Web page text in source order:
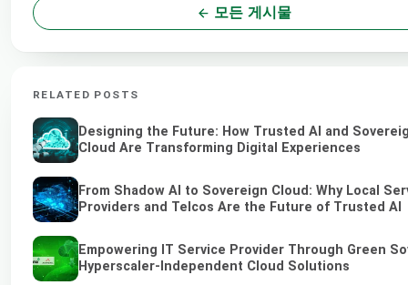
모든 게시물
RELATED POSTS
Designing the Future: How Trusted AI and
Cloud Are Transforming Digital Experiences
From Shadow AI to Sovereign Cloud: Why Local
Providers and Telcos Are the Future of Trusted AI
Empowering IT Service Provider Through Green
Hyperscaler-Independent Cloud Solutions